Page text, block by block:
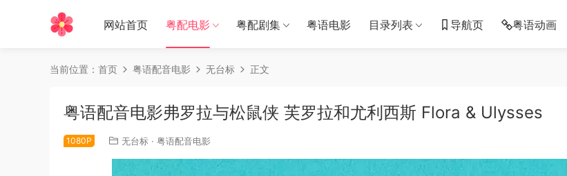
网站首页 粤配电影 粤配剧集 粤语电影 目录列表 导航页 粤语动画
当前位置： 首页 粤语配音电影 无台标 正文
粤语配音电影弗罗拉与松鼠侠 芙罗拉和尤利西斯 Flora & Ulysses
1080P 无台标 · 粤语配音电影